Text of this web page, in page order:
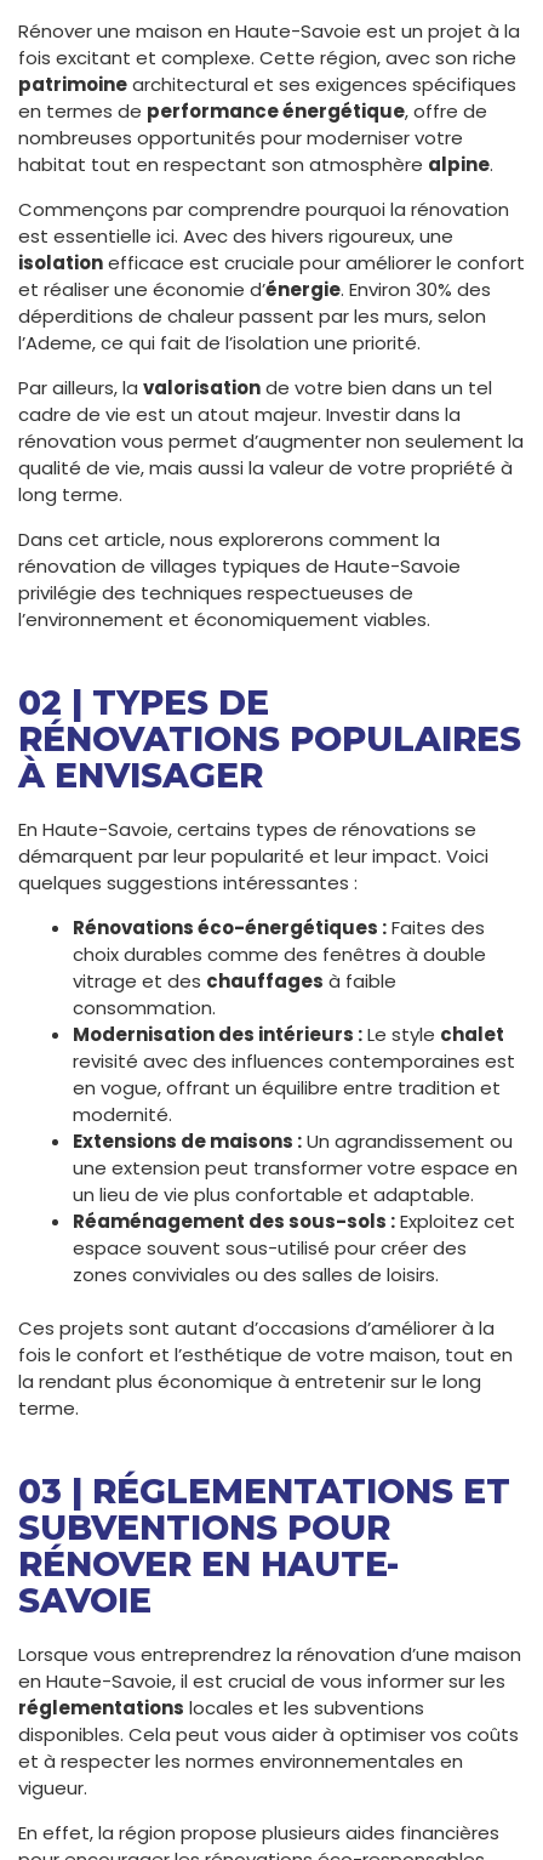
Rénover une maison en Haute-Savoie est un projet à la
fois excitant et complexe. Cette région, avec son riche
patrimoinearchitectural et ses exigences spécifiques
en termes de performance énergétique, offre de
nombreuses opportunités pour moderniser votre
habitat tout en respectant son atmosphère alpine.
Commençons par comprendre pourquoi la rénovation
est essentielle ici. Avec des hivers rigoureux, une
isolationefficace est cruciale pour améliorer le confort
et réaliser une économie d’énergie. Environ 30% des
déperditions de chaleur passent par les murs, selon
l’Ademe, ce qui fait de l’isolation une priorité.
Par ailleurs, la valorisationde votre bien dans un tel
cadre de vie est un atout majeur. Investir dans la
rénovation vous permet d’augmenter non seulement la
qualité de vie, mais aussi la valeur de votre propriété à
long terme.
Dans cet article, nous explorerons comment la
rénovation de villages typiques de Haute-Savoie
privilégie des techniques respectueuses de
l’environnement et économiquement viables.
02 | TYPES DE
RÉNOVATIONS POPULAIRES
À ENVISAGER
En Haute-Savoie, certains types de rénovations se
démarquent par leur popularité et leur impact. Voici
quelques suggestions intéressantes :
Rénovations éco-énergétiques :Faites des
choix durables comme des fenêtres à double
vitrage et des chauffages à faible
consommation.
Modernisation des intérieurs :Le style chalet
revisité avec des influences contemporaines est
en vogue, offrant un équilibre entre tradition et
modernité.
Extensions de maisons :Un agrandissement ou
une extension peut transformer votre espace en
un lieu de vie plus confortable et adaptable.
Réaménagement des sous-sols :Exploitez cet
espace souvent sous-utilisé pour créer des
zones conviviales ou des salles de loisirs.
Ces projets sont autant d’occasions d’améliorer à la
fois le confort et l’esthétique de votre maison, tout en
la rendant plus économique à entretenir sur le long
terme.
03 | RÉGLEMENTATIONS ET
SUBVENTIONS POUR
RÉNOVER EN HAUTE-
SAVOIE
Lorsque vous entreprendrez la rénovation d’une maison
en Haute-Savoie, il est crucial de vous informer sur les
réglementations locales et les subventions
disponibles. Cela peut vous aider à optimiser vos coûts
et à respecter les normes environnementales en
vigueur.
En effet, la région propose plusieurs aides financières